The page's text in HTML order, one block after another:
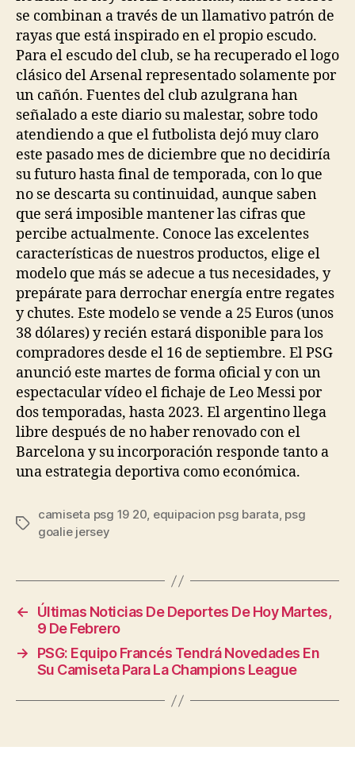
se combinan a través de un llamativo patrón de
rayas que está inspirado en el propio escudo.
Para el escudo del club, se ha recuperado el logo
clásico del Arsenal representado solamente por
un cañón. Fuentes del club azulgrana han
señalado a este diario su malestar, sobre todo
atendiendo a que el futbolista dejó muy claro
este pasado mes de diciembre que no decidiría
su futuro hasta final de temporada, con lo que
no se descarta su continuidad, aunque saben
que será imposible mantener las cifras que
percibe actualmente. Conoce las excelentes
características de nuestros productos, elige el
modelo que más se adecue a tus necesidades, y
prepárate para derrochar energía entre regates
y chutes. Este modelo se vende a 25 Euros (unos
38 dólares) y recién estará disponible para los
compradores desde el 16 de septiembre. El PSG
anunció este martes de forma oficial y con un
espectacular vídeo el fichaje de Leo Messi por
dos temporadas, hasta 2023. El argentino llega
libre después de no haber renovado con el
Barcelona y su incorporación responde tanto a
una estrategia deportiva como económica.
Etiquetas
camiseta psg 19 20, equipacion psg barata, psg
goalie jersey
←
Últimas Noticias De Deportes De Hoy Martes,
9 De Febrero
→
PSG: Equipo Francés Tendrá Novedades En
Su Camiseta Para La Champions League